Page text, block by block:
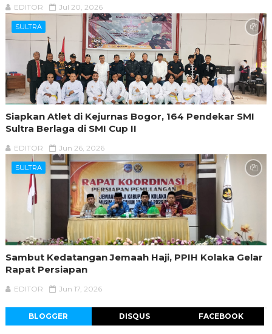
EDITOR Jul 20, 2026
SULTRA
Siapkan Atlet di Kejurnas Bogor, 164 Pendekar SMI
Sultra Berlaga di SMI Cup II
EDITOR Jun 26, 2026
SULTRA
Sambut Kedatangan Jemaah Haji, PPIH Kolaka Gelar
Rapat Persiapan
EDITOR Jun 17, 2026
BLOGGER DISQUS FACEBOOK